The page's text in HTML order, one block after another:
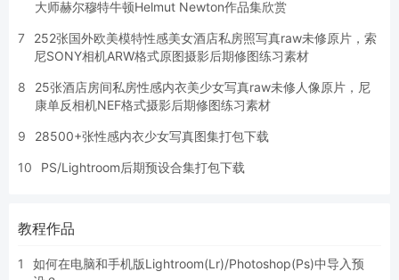
大师赫尔穆特牛顿Helmut Newton作品集欣赏
7
252张国外欧美模特性感美女酒店私房照写真raw未修原片，索
尼SONY相机ARW格式原图摄影后期修图练习素材
8
25张酒店房间私房性感内衣美少女写真raw未修人像原片，尼
康单反相机NEF格式摄影后期修图练习素材
9 28500+张性感内衣少女写真图集打包下载
10 PS/Lightroom后期预设合集打包下载
教程作品
1
如何在电脑和手机版Lightroom(Lr)/Photoshop(Ps)中导入预